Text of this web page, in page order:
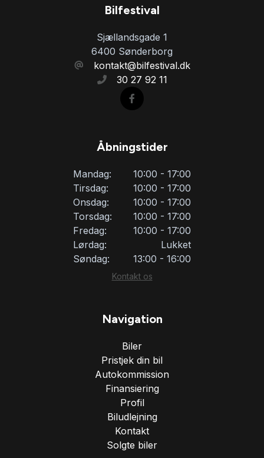
Bilfestival
Sjællandsgade 1
6400 Sønderborg
kontakt@bilfestival.dk
30 27 92 11
Åbningstider
Mandag:
10:00 - 17:00
Tirsdag:
10:00 - 17:00
Onsdag:
10:00 - 17:00
Torsdag:
10:00 - 17:00
Fredag:
10:00 - 17:00
Lørdag:
Lukket
Søndag:
13:00 - 16:00
Kontakt os
Navigation
Biler
Pristjek din bil
Autokommission
Finansiering
Profil
Biludlejning
Kontakt
Solgte biler